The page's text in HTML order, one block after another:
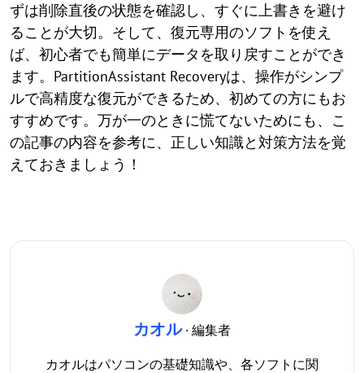
ずは削除直後の状態を確認し、すぐに上書きを避け
ることが大切。そして、復元専用のソフトを使え
ば、初心者でも簡単にデータを取り戻すことができ
ます。PartitionAssistant Recoveryは、操作がシンプ
ルで高精度な復元ができるため、初めての方にもお
すすめです。万が一のときに慌てないためにも、こ
の記事の内容を参考に、正しい知識と対策方法を覚
えておきましょう！
カオル· 編集者
カオルはパソコンの基礎知識や、各ソフトに関